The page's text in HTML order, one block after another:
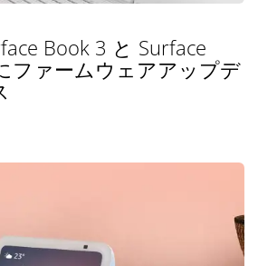
Book 3 と Surface
ファームウェアアップデ